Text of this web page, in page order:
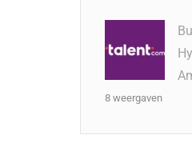
8 weergaven